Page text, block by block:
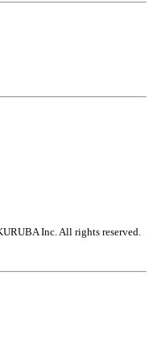
Inc. All rights reserved.